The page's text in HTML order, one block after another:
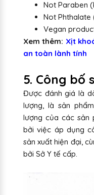
Not Paraben
Not Phthalate
Vegan
Xem thêm: Xịt
an toàn lành tính
5. Công bố
Được đánh giá là
lượng, là sản
lượng của các sản
bởi việc áp dụng
sản xuất hiện đại,
bởi Sở Y tế cấp.